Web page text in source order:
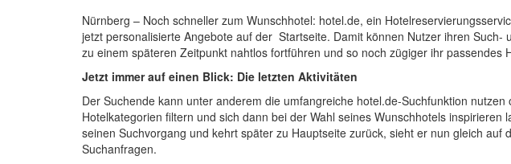
Nürnberg – Noch schneller zum Wunschhotel: hotel.de, ein
jetzt personalisierte Angebote auf der Startseite. Damit können Nutzer ihren Such-
zu einem späteren Zeitpunkt nahtlos fortführen und so noch zügiger ihr passendes
Jetzt immer auf einen Blick: Die letzten Aktivitäten
Der Suchende kann unter anderem die umfangreiche hotel.de-Suchfunktion nutzen
Hotelkategorien filtern und sich dann bei der Wahl seines Wunschhotels inspirieren
seinen Suchvorgang und kehrt später zu Hauptseite zurück, sieht er nun gleich auf
Suchanfragen.